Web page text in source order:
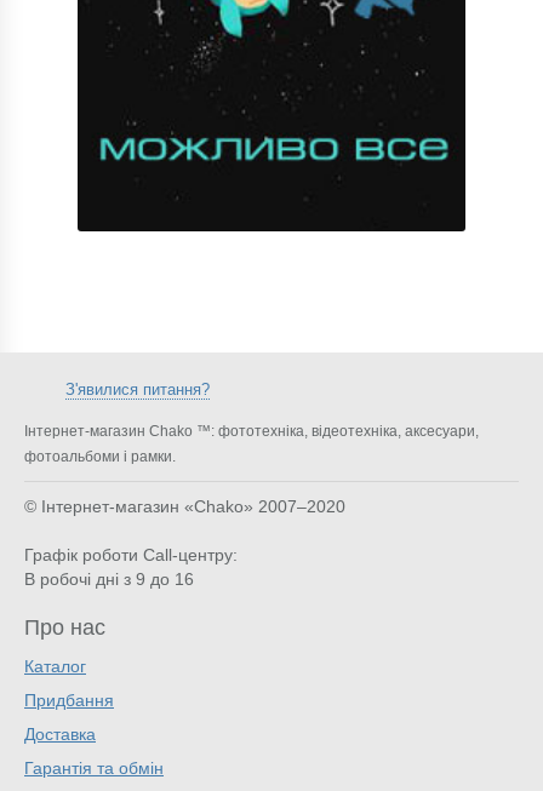
З'явилися питання?
Інтернет-магазин Chako ™: фототехніка, відеотехніка, аксесуари,
фотоальбоми і рамки.
© Інтернет-магазин «Chako» 2007–2020
Графік роботи Call-центру:
В робочі дні з 9 до 16
Про нас
Каталог
Придбання
Доставка
Гарантія та обмін